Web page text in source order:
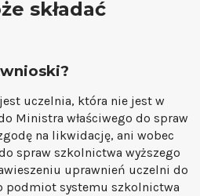
składać
uczelnia, która nie jest w
Ministra właściwego do spraw
na likwidację, ani wobec
spraw szkolnictwa wyższego
uprawnień uczelni do
podmiot systemu szkolnictwa